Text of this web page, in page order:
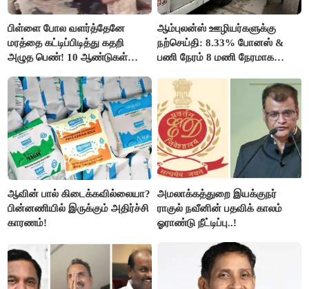
பிள்ளை போல வளர்த்தேனே
மரத்தை கட்டிப்பிடித்து கதறி
அழுத பெண்! 10 ஆண்டுகள்
வெட்டி சாய்ப்பு..!
ஆம்புலன்ஸ் ஊழியர்களுக்கு
நற்செய்தி: 8.33% போனஸ் &
பணி நேரம் 8 மணி நேரமாக
ஆவின் பால் கிடைக்கவில்லையா?
பின்னணியில் இருக்கும் அதிர்ச்சி
காரணம்!
அமலாக்கத்துறை இயக்குநர்
ராகுல் நவீனின் பதவிக் காலம்
ஓராண்டு நீட்டிப்பு..!